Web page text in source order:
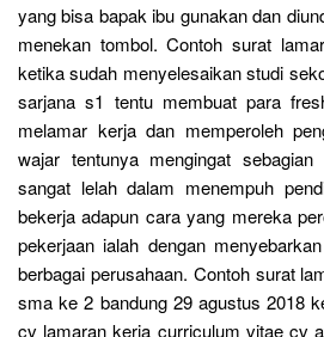
yang bisa bapak ibu gunakan dan
menekan tombol. Contoh surat
ketika sudah menyelesaikan studi
sarjana s1 tentu membuat para
melamar kerja dan memperoleh
wajar tentunya mengingat
sangat lelah dalam menempuh
bekerja adapun cara yang mereka
pekerjaan ialah dengan
berbagai perusahaan. Contoh surat
sma ke 2 bandung 29 agustus 2018
cv lamaran kerja curriculum vitae cv